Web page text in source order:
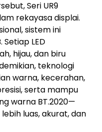
Seri UR9
rekayasa displai.
sistem ini
Setiap LED
hijau, dan biru
teknologi
warna, kecerahan,
serta mampu
warna BT.2020—
luas, akurat, dan